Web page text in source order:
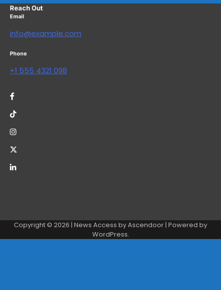
Reach Out
Email
info@example.com
Phone
+1 555 4321 098
Copyright © 2026 | News Access byAscendoor| Powered by
WordPress.